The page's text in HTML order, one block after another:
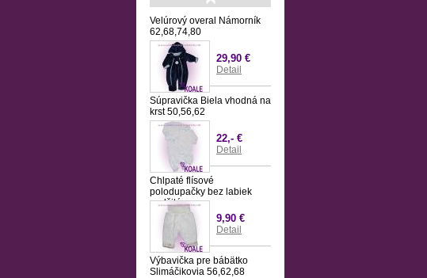
Velúrový overal Námorník
62,68,74,80
29,90 €
Detail
Súpravička Biela vhodná na
krst 50,56,62
22,- €
Detail
Chlpaté flísové
polodupačky bez labiek
podšité
9,90 €
Detail
Výbavička pre bábätko
Slimáčikovia 56,62,68